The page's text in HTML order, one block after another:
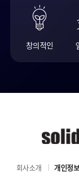
창의적인
회사소개 개인정